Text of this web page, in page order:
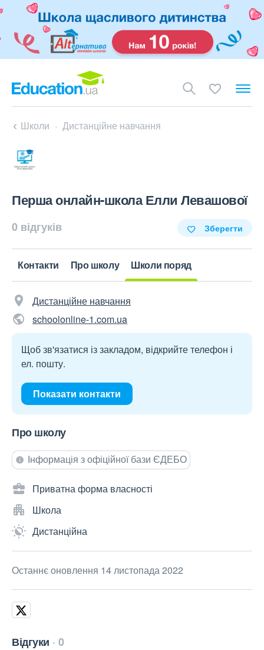
Школи Дистанційне навчання
Перша онлайн-школа Елли Левашової
0 відгуків Зберегти
Контакти Про школу Школи поряд
Дистанційне навчання
schoolonline-1.com.ua
Щоб зв'язатися із закладом, відкрийте телефон і
ел. пошту.
Показати контакти
Про школу
Інформація з офіційної бази ЄДЕБО
Приватна форма власності
Школа
Дистанційна
Останнє оновлення 14 листопада 2022
Відгуки 0